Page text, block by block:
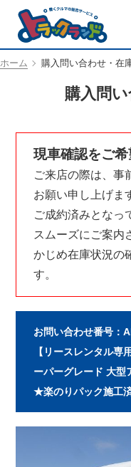
ホーム 購入問い合わせ・在
購入問
現車確認をご
ご来店の際は、事
お願い申し上げま
ご成約済みとなっ
スムーズにご案内
かじめ在庫状況の
す。
お問い合わせ番号：
【リースレンタル専
ーパーグレード 大型
★楽のりパック施工